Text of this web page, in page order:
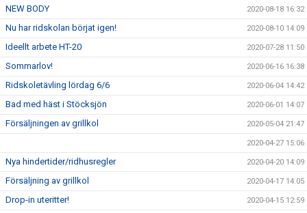
NEW BODY 2020-08-18 16:32
Nu har ridskolan börjat igen! 2020-08-10 14:09
Ideellt arbete HT-20 2020-07-28 11:50
Sommarlov! 2020-06-16 16:38
Ridskoletävling lördag 6/6 2020-06-04 14:42
Bad med häst i Stöcksjön 2020-06-01 14:07
Försäljningen av grillkol 2020-05-04 21:47
2020-04-27 15:06
Nya hindertider/ridhusregler 2020-04-20 14:09
Försäljning av grillkol 2020-04-17 14:05
Drop-in uteritter! 2020-04-15 12:59